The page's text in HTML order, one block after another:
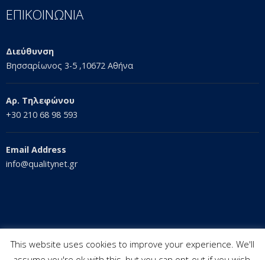
ΕΠΙΚΟΙΝΩΝΙΑ
Διεύθυνση
Βησσαρίωνος 3-5 ,10672 Αθήνα
Αρ. Τηλεφώνου
+30 210 68 98 593
Email Address
info@qualitynet.gr
This website uses cookies to improve your experience. We'll